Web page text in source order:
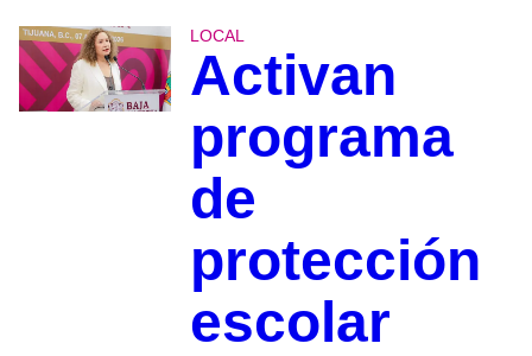
LOCAL
Activan
programa
de
protección
escolar